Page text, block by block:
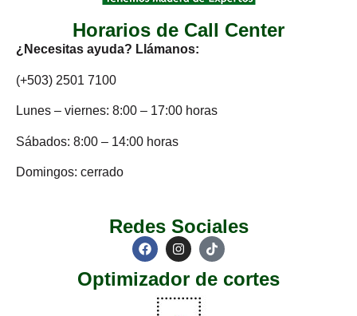
Horarios de Call Center
¿Necesitas ayuda? Llámanos:
(+503) 2501 7100
Lunes – viernes: 8:00 – 17:00 horas
Sábados: 8:00 – 14:00 horas
Domingos: cerrado
Redes Sociales
Optimizador de cortes